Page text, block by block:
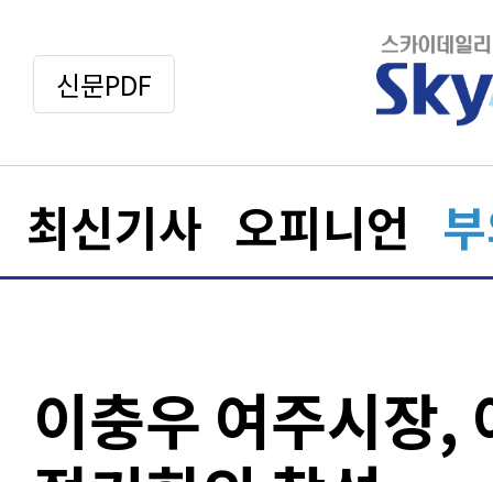
신문PDF
최신기사 오피니언
이충우 여주시장,